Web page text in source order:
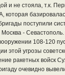
и не стояла, т.к.
поступили
-
108-120
этой угрозы
ракетных войск
очевидно